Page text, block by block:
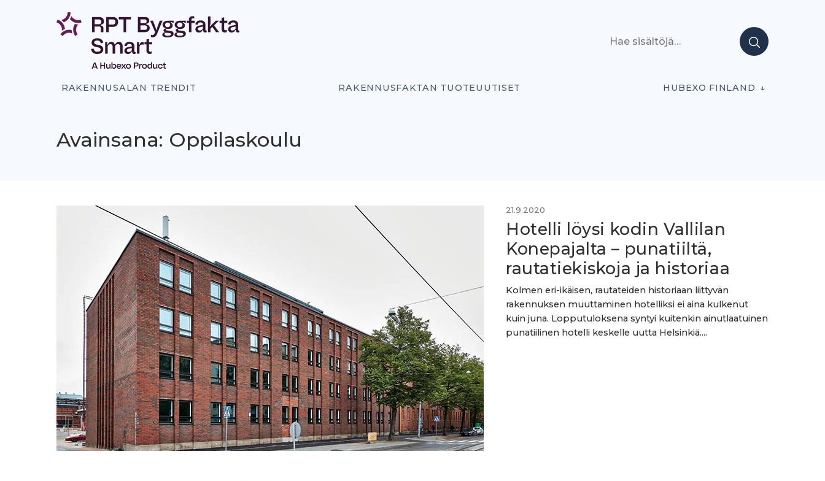
RAKENNUSALAN TRENDIT RAKENNUSFAKTAN TUOTEUUTISET HUBEXO FINLAND
Avainsana: Oppilaskoulu
21.9.2020
Hotelli löysi kodin Vallilan
Konepajalta – punatiiltä,
rautatiekiskoja ja historiaa
Kolmen eri-ikäisen, rautateiden historiaan liittyvän
rakennuksen muuttaminen hotelliksi ei aina kulkenut
kuin juna. Lopputuloksena syntyi kuitenkin ainutlaatuinen
punatiilinen hotelli keskelle uutta Helsinkiä....